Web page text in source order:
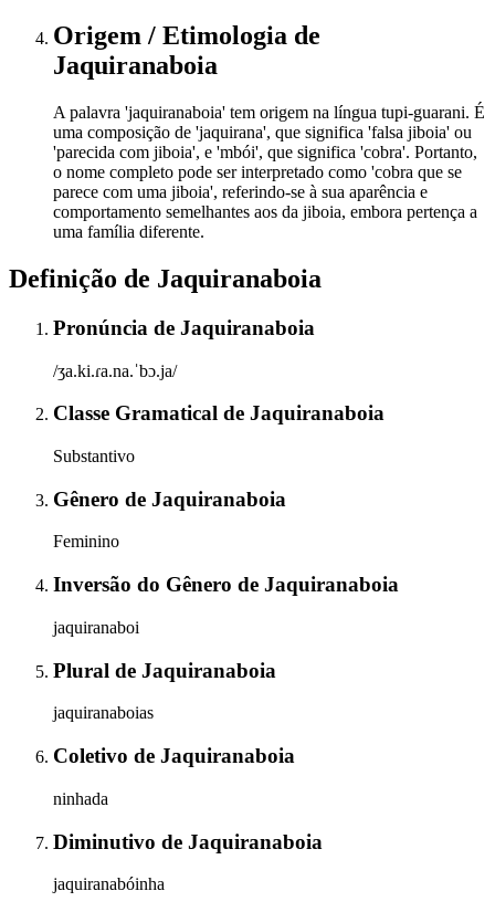
Origem / Etimologia de
Jaquiranaboia
A palavra 'jaquiranaboia' tem origem na língua tupi-guarani. É
uma composição de 'jaquirana', que significa 'falsa jiboia' ou
'parecida com jiboia', e 'mbói', que significa 'cobra'. Portanto,
o nome completo pode ser interpretado como 'cobra que se
parece com uma jiboia', referindo-se à sua aparência e
comportamento semelhantes aos da jiboia, embora pertença a
uma família diferente.
Definição de Jaquiranaboia
Pronúncia de Jaquiranaboia
/ʒa.ki.ɾa.na.ˈbɔ.ja/
Classe Gramatical de Jaquiranaboia
Substantivo
Gênero de Jaquiranaboia
Feminino
Inversão do Gênero de Jaquiranaboia
jaquiranaboi
Plural de Jaquiranaboia
jaquiranaboias
Coletivo de Jaquiranaboia
ninhada
Diminutivo de Jaquiranaboia
jaquiranabóinha